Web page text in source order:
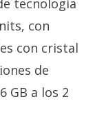
tecnología
con
con cristal
de
GB a los 2